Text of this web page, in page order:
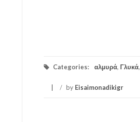
Categories: αλμυρά, Γλυκά,
/ by Eisaimonadikigr